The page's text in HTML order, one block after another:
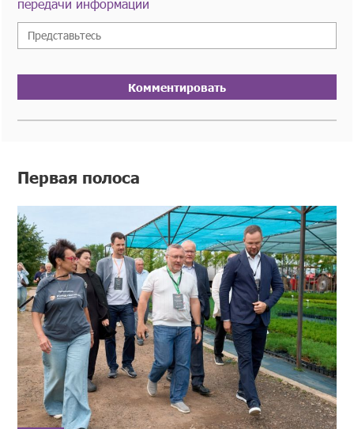
передачи информации
Комментировать
Первая полоса